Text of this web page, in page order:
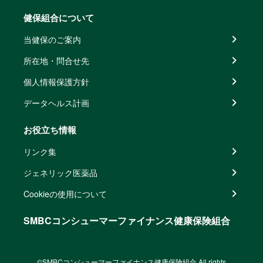
健保組合について
当健保のご案内
所在地・問合せ先
個人情報保護方針
データヘルス計画
お役立ち情報
リンク集
ジェネリック医薬品
Cookieの使用について
SMBCコンシューマーファイナンス健康保険組合